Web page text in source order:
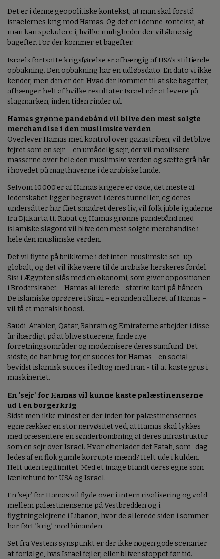
Det er i denne geopolitiske kontekst, at man skal forstå
israelernes krig mod Hamas. Og det er i denne kontekst, at
man kan spekulere i, hvilke muligheder der vil åbne sig
bagefter. For der kommer et bagefter.
Israels fortsatte krigsførelse er afhængig af USA’s stiltiende
opbakning. Den opbakning har en udløbsdato. En dato vi ikke
kender, men den er der. Hvad der kommer til at ske bagefter,
afhænger helt af hvilke resultater Israel når at levere på
slagmarken, inden tiden rinder ud.
Hamas grønne pandebånd vil blive den mest solgte
merchandise i den muslimske verden
Overlever Hamas med kontrol over gazastriben, vil det blive
fejret som en sejr – en umådelig sejr, der vil mobilisere
masserne over hele den muslimske verden og sætte grå hår
i hovedet på magthaverne i de arabiske lande.
Selvom 10.000’er af Hamas krigere er døde, det meste af
lederskabet ligger begravet i deres tunneller, og deres
undersåtter har fået smadret deres liv, vil folk juble i gaderne
fra Djakarta til Rabat og Hamas grønne pandebånd med
islamiske slagord vil blive den mest solgte merchandise i
hele den muslimske verden.
Det vil flytte på brikkerne i det inter-muslimske set-up
globalt, og det vil ikke være til de arabiske herskeres fordel.
Sisi i Ægypten slås med en økonomi, som giver oppositionen
i Broderskabet – Hamas allierede - stærke kort på hånden.
De islamiske oprørere i Sinai – en anden allieret af Hamas –
vil få et moralsk boost.
Saudi-Arabien, Qatar, Bahrain og Emiraterne arbejder i disse
år ihærdigt på at blive stuerene, finde nye
forretningsområder og modernisere deres samfund. Det
sidste, de har brug for, er succes for Hamas - en social
bevidst islamisk succes i ledtog med Iran - til at kaste grus i
maskineriet.
En 'sejr' for Hamas vil kunne kaste palæstinenserne
ud i en borgerkrig
Sidst men ikke mindst er der inden for palæstinensernes
egne rækker en stor nervøsitet ved, at Hamas skal lykkes
med præsentere en sønderbombning af deres infrastruktur
som en sejr over Israel. Hvor efterlader det Fatah, som i dag
ledes af en flok gamle korrupte mænd? Helt ude i kulden.
Helt uden legitimitet. Med et image blandt deres egne som
lænkehund for USA og Israel.
En ’sejr’ for Hamas vil flyde over i intern rivalisering og vold
mellem palæstinenserne på Vestbredden og i
flygtningelejrene i Libanon, hvor de allerede siden i sommer
har ført ’krig’ mod hinanden.
Set fra Vestens synspunkt er der ikke nogen gode scenarier
at forfølge, hvis Israel fejler, eller bliver stoppet før tid.